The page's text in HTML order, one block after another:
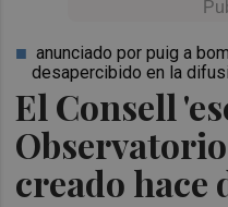
El Consell
creado hace
anunciado por puig a
desapercibido en la